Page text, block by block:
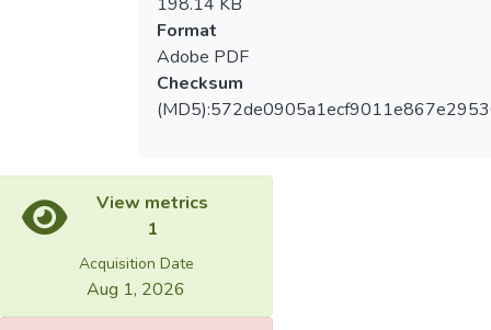
Format
Adobe PDF
Checksum
View metrics
1
Acquisition Date
Aug 1, 2026